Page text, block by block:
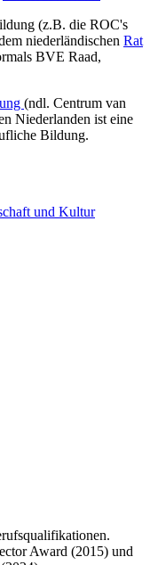
(z.B. die ROC's
niederländischen Rat
BVE Raad,
(ndl. Centrum van
Niederlanden ist eine
Bildung.
und Kultur
Award (2015) und